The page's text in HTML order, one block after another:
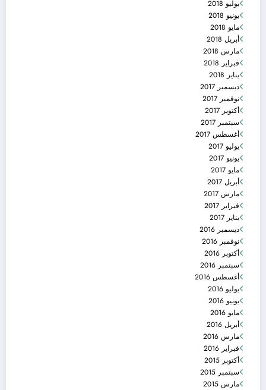
يوليو 2018
يونيو 2018
مايو 2018
أبريل 2018
مارس 2018
فبراير 2018
يناير 2018
ديسمبر 2017
نوفمبر 2017
أكتوبر 2017
سبتمبر 2017
أغسطس 2017
يوليو 2017
يونيو 2017
مايو 2017
أبريل 2017
مارس 2017
فبراير 2017
يناير 2017
ديسمبر 2016
نوفمبر 2016
أكتوبر 2016
سبتمبر 2016
أغسطس 2016
يوليو 2016
يونيو 2016
مايو 2016
أبريل 2016
مارس 2016
فبراير 2016
أكتوبر 2015
سبتمبر 2015
مارس 2015